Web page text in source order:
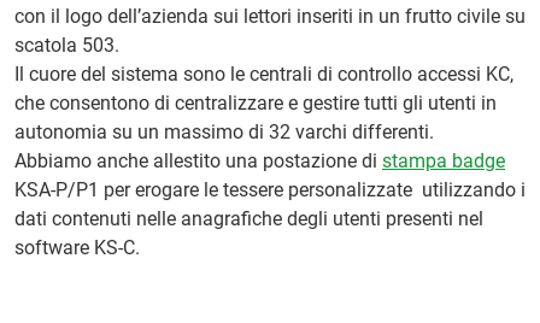
con il logo dell’azienda sui lettori inseriti in un frutto civile su
scatola 503.
Il cuore del sistema sono le centrali di controllo accessi KC,
che consentono di centralizzare e gestire tutti gli utenti in
autonomia su un massimo di 32 varchi differenti.
Abbiamo anche allestito una postazione di stampa badge
KSA-P/P1 per erogare le tessere personalizzate utilizzando i
dati contenuti nelle anagrafiche degli utenti presenti nel
software KS-C.